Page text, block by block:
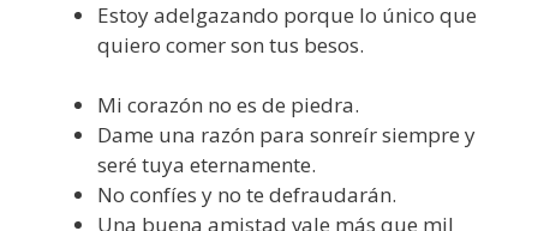
Estoy adelgazando porque lo único que
quiero comer son tus besos.
Mi corazón no es de piedra.
Dame una razón para sonreír siempre y
seré tuya eternamente.
No confíes y no te defraudarán.
Una buena amistad vale más que mil